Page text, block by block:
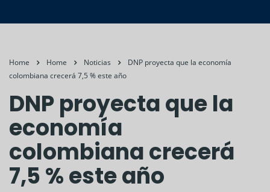
Home Home Noticias
DNP proyecta que la economía
colombiana crecerá 7,5 % este año
DNP proyecta que la
economía
colombiana crecerá
7,5 % este año